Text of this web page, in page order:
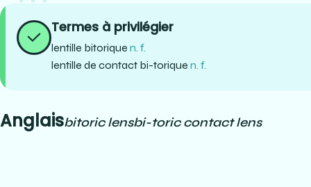
Termes à privilégier
lentille bitorique n. f.
lentille de contact bi-torique n. f.
Anglaisbitoric lensbi-toric contact lens